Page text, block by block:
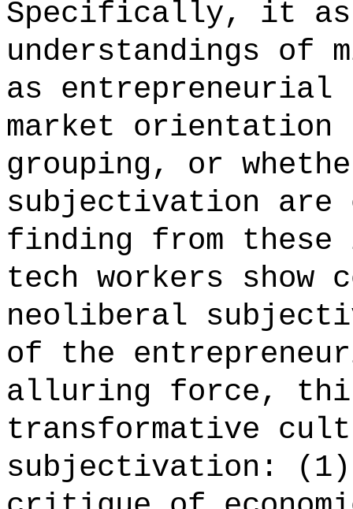
Specifically, it
understandings of
as
market
grouping, or
subjectivation are
finding from
tech workers show
neoliberal
of the
alluring force,
transformative
subjectivation: